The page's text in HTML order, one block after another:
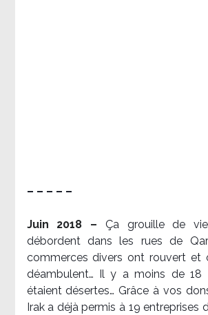
– – – – –
Juin 2018 – Ça grouille de
débordent dans les rues de
commerces divers ont rouvert et
déambulent… Il y a moins de 18
étaient désertes… Grâce à vos
Irak a déjà permis à 19 entreprises